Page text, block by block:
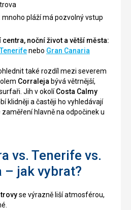
mnoho pláží má pozvolný vstup
noční život a větší města:
Tenerifenebo Gran Canaria
také rozdíl mezi severem
Corraleja bývá větrnější,
Jih v okolíCosta Calmy
klidněji a častěji ho vyhledávají
hlavně na odpočinek u
vs. Tenerife vs.
– jak vybrat?
se výrazně liší atmosférou,